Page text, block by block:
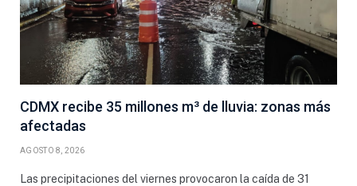
CDMX recibe 35 millones m³ de lluvia: zonas más
afectadas
AGOSTO 8, 2026
Las precipitaciones del viernes provocaron la caída de 31